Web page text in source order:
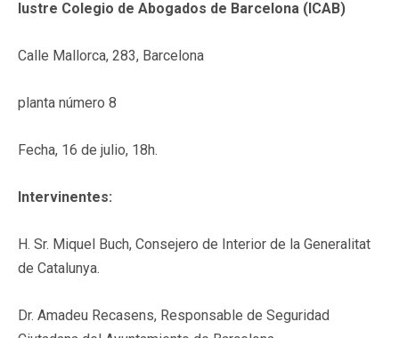
lustre Colegio de Abogados de Barcelona (ICAB)
Calle Mallorca, 283, Barcelona
planta número 8
Fecha, 16 de julio, 18h.
Intervinentes:
H. Sr. Miquel Buch, Consejero de Interior de la Generalitat
de Catalunya.
Dr. Amadeu Recasens, Responsable de Seguridad